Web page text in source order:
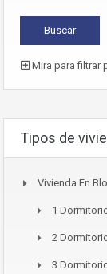
Mira para filtrar
Tipos de
Vivienda En
1
2
3